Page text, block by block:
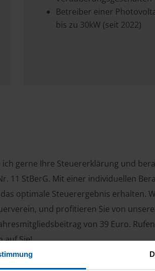
Betreiber einer
bis zu 30kW (seit 2022)
gerne Ihre Steuererklärung und
11 StBerG. Mit einer individuellen
optimale Steuerergebnis erhalten.
und profitieren Sie von
von 39 Euro.
auf Sie!